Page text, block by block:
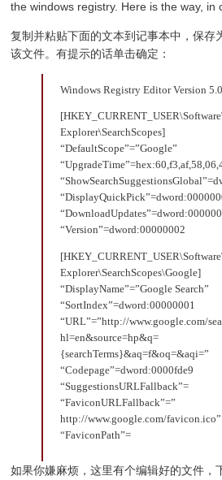
the windows registry. Here is the way, in
复制并粘贴下面的文本到记事本中，保存
该文件。有提示的话单击确定：
Windows Registry Editor Version
Explorer\SearchScopes]
“DefaultScope”=”Google”
“Version”=dword:00000002
Explorer\SearchScopes\Google]
“DisplayName”=”Google Search”
“SortIndex”=dword:00000001
“URL”=”http://www.google.com/
hl=en&source=hp&q=
{searchTerms}&aq=f&oq=&aqi=”
“Codepage”=dword:0000fde9
“SuggestionsURLFallback”=
“FaviconURLFallback”=”
http://www.google.com/favicon.ico”
“FaviconPath”=
如果你嫌麻烦，这里有个编辑好的文件，